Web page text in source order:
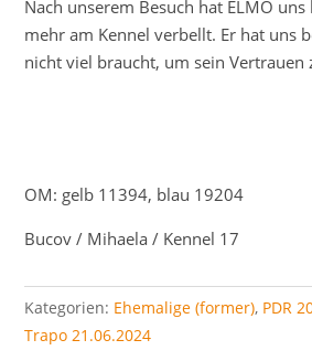
Nach unserem Besuch hat ELMO
mehr am Kennel verbellt. Er hat uns
nicht viel braucht, um sein Vertrauen
OM: gelb 11394, blau 19204
Bucov / Mihaela / Kennel 17
Kategorien: Ehemalige (former), PDR
Trapo 21.06.2024